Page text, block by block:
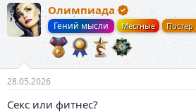
к
ц
Олимпиада
Гений мысли Местные
28.05.2026
Секс или фитнес?